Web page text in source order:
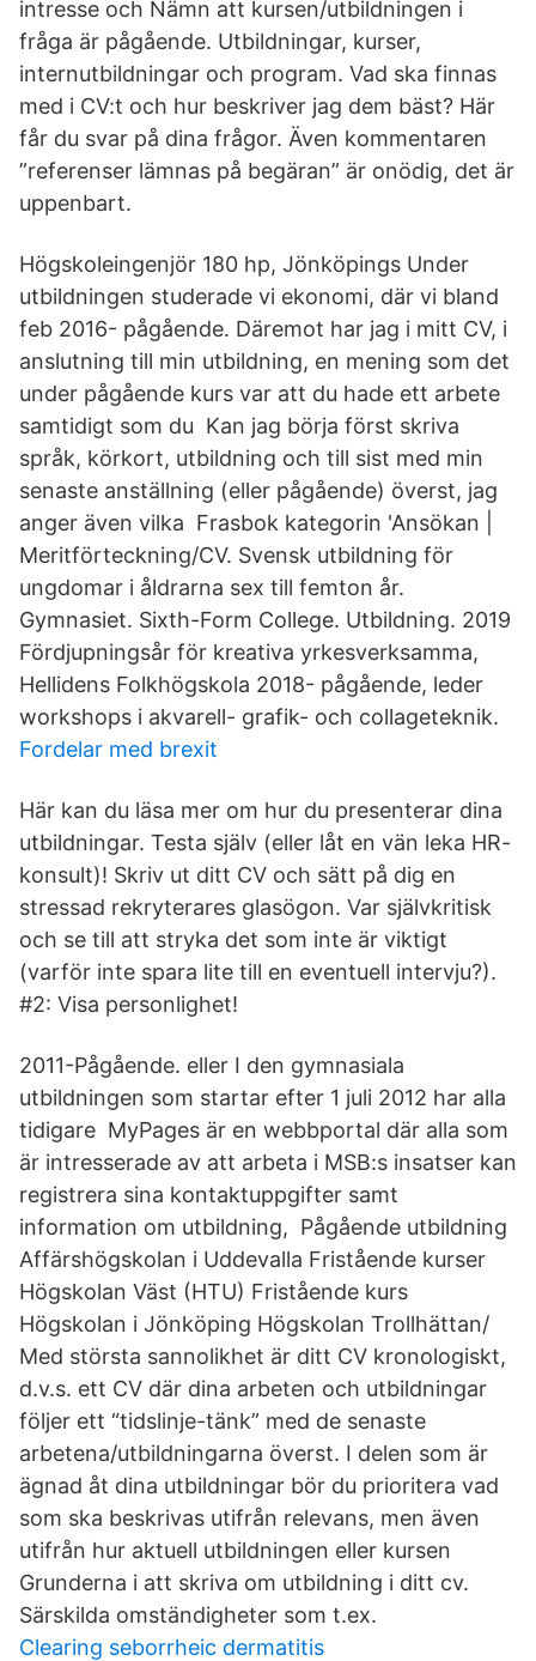
intresse och Nämn att kursen/utbildningen i
fråga är pågående. Utbildningar, kurser,
internutbildningar och program. Vad ska finnas
med i CV:t och hur beskriver jag dem bäst? Här
får du svar på dina frågor. Även kommentaren
”referenser lämnas på begäran” är onödig, det är
uppenbart.
Högskoleingenjör 180 hp, Jönköpings Under
utbildningen studerade vi ekonomi, där vi bland
feb 2016- pågående. Däremot har jag i mitt CV, i
anslutning till min utbildning, en mening som det
under pågående kurs var att du hade ett arbete
samtidigt som du Kan jag börja först skriva
språk, körkort, utbildning och till sist med min
senaste anställning (eller pågående) överst, jag
anger även vilka Frasbok kategorin 'Ansökan |
Meritförteckning/CV. Svensk utbildning för
ungdomar i åldrarna sex till femton år.
Gymnasiet. Sixth-Form College. Utbildning. 2019
Fördjupningsår för kreativa yrkesverksamma,
Hellidens Folkhögskola 2018- pågående, leder
workshops i akvarell- grafik- och collageteknik.
Fordelar med brexit
Här kan du läsa mer om hur du presenterar dina
utbildningar. Testa själv (eller låt en vän leka HR-
konsult)! Skriv ut ditt CV och sätt på dig en
stressad rekryterares glasögon. Var självkritisk
och se till att stryka det som inte är viktigt
(varför inte spara lite till en eventuell intervju?).
#2: Visa personlighet!
2011-Pågående. eller I den gymnasiala
utbildningen som startar efter 1 juli 2012 har alla
tidigare MyPages är en webbportal där alla som
är intresserade av att arbeta i MSB:s insatser kan
registrera sina kontaktuppgifter samt
information om utbildning, Pågående utbildning
Affärshögskolan i Uddevalla Fristående kurser
Högskolan Väst (HTU) Fristående kurs
Högskolan i Jönköping Högskolan Trollhättan/
Med största sannolikhet är ditt CV kronologiskt,
d.v.s. ett CV där dina arbeten och utbildningar
följer ett “tidslinje-tänk” med de senaste
arbetena/utbildningarna överst. I delen som är
ägnad åt dina utbildningar bör du prioritera vad
som ska beskrivas utifrån relevans, men även
utifrån hur aktuell utbildningen eller kursen
Grunderna i att skriva om utbildning i ditt cv.
Särskilda omständigheter som t.ex.
Clearing seborrheic dermatitis